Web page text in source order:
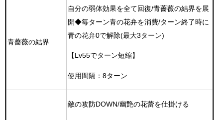
青薔薇の結界
自分の弱体効果を全て回復/青薔薇の結界を展
開◆毎ターン青の花弁を消費/ターン終了時に
青の花弁0で解除(最大3ターン)
【Lv55でターン短縮】
使用間隔：8ターン
敵の攻防DOWN/幽艶の花蕾を仕掛ける